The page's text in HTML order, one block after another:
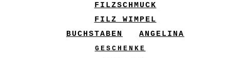
FILZSCHMUCK
FILZ WIMPEL
BUCHSTABEN
ANGELINA
GESCHENKE